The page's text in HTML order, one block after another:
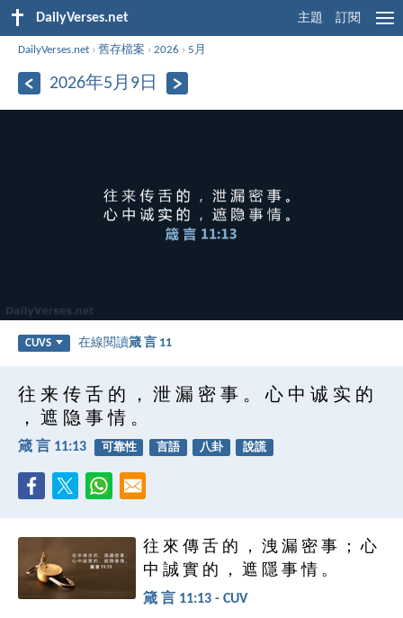
DailyVerses.net 主題 訂閱
DailyVerses.net ›舊存檔案 ›2026 ›5月
2026年5月9日
CUVS 在線閱讀箴 言 11
往 来 传 舌 的 ， 泄 漏 密 事 。 心 中 诚 实 的
， 遮 隐 事 情 。
箴 言 11:13 可靠性 言語 八卦 說謊
往 來 傳 舌 的 ， 洩 漏 密 事 ； 心
中 誠 實 的 ， 遮 隱 事 情 。
箴 言 11:13 - CUV